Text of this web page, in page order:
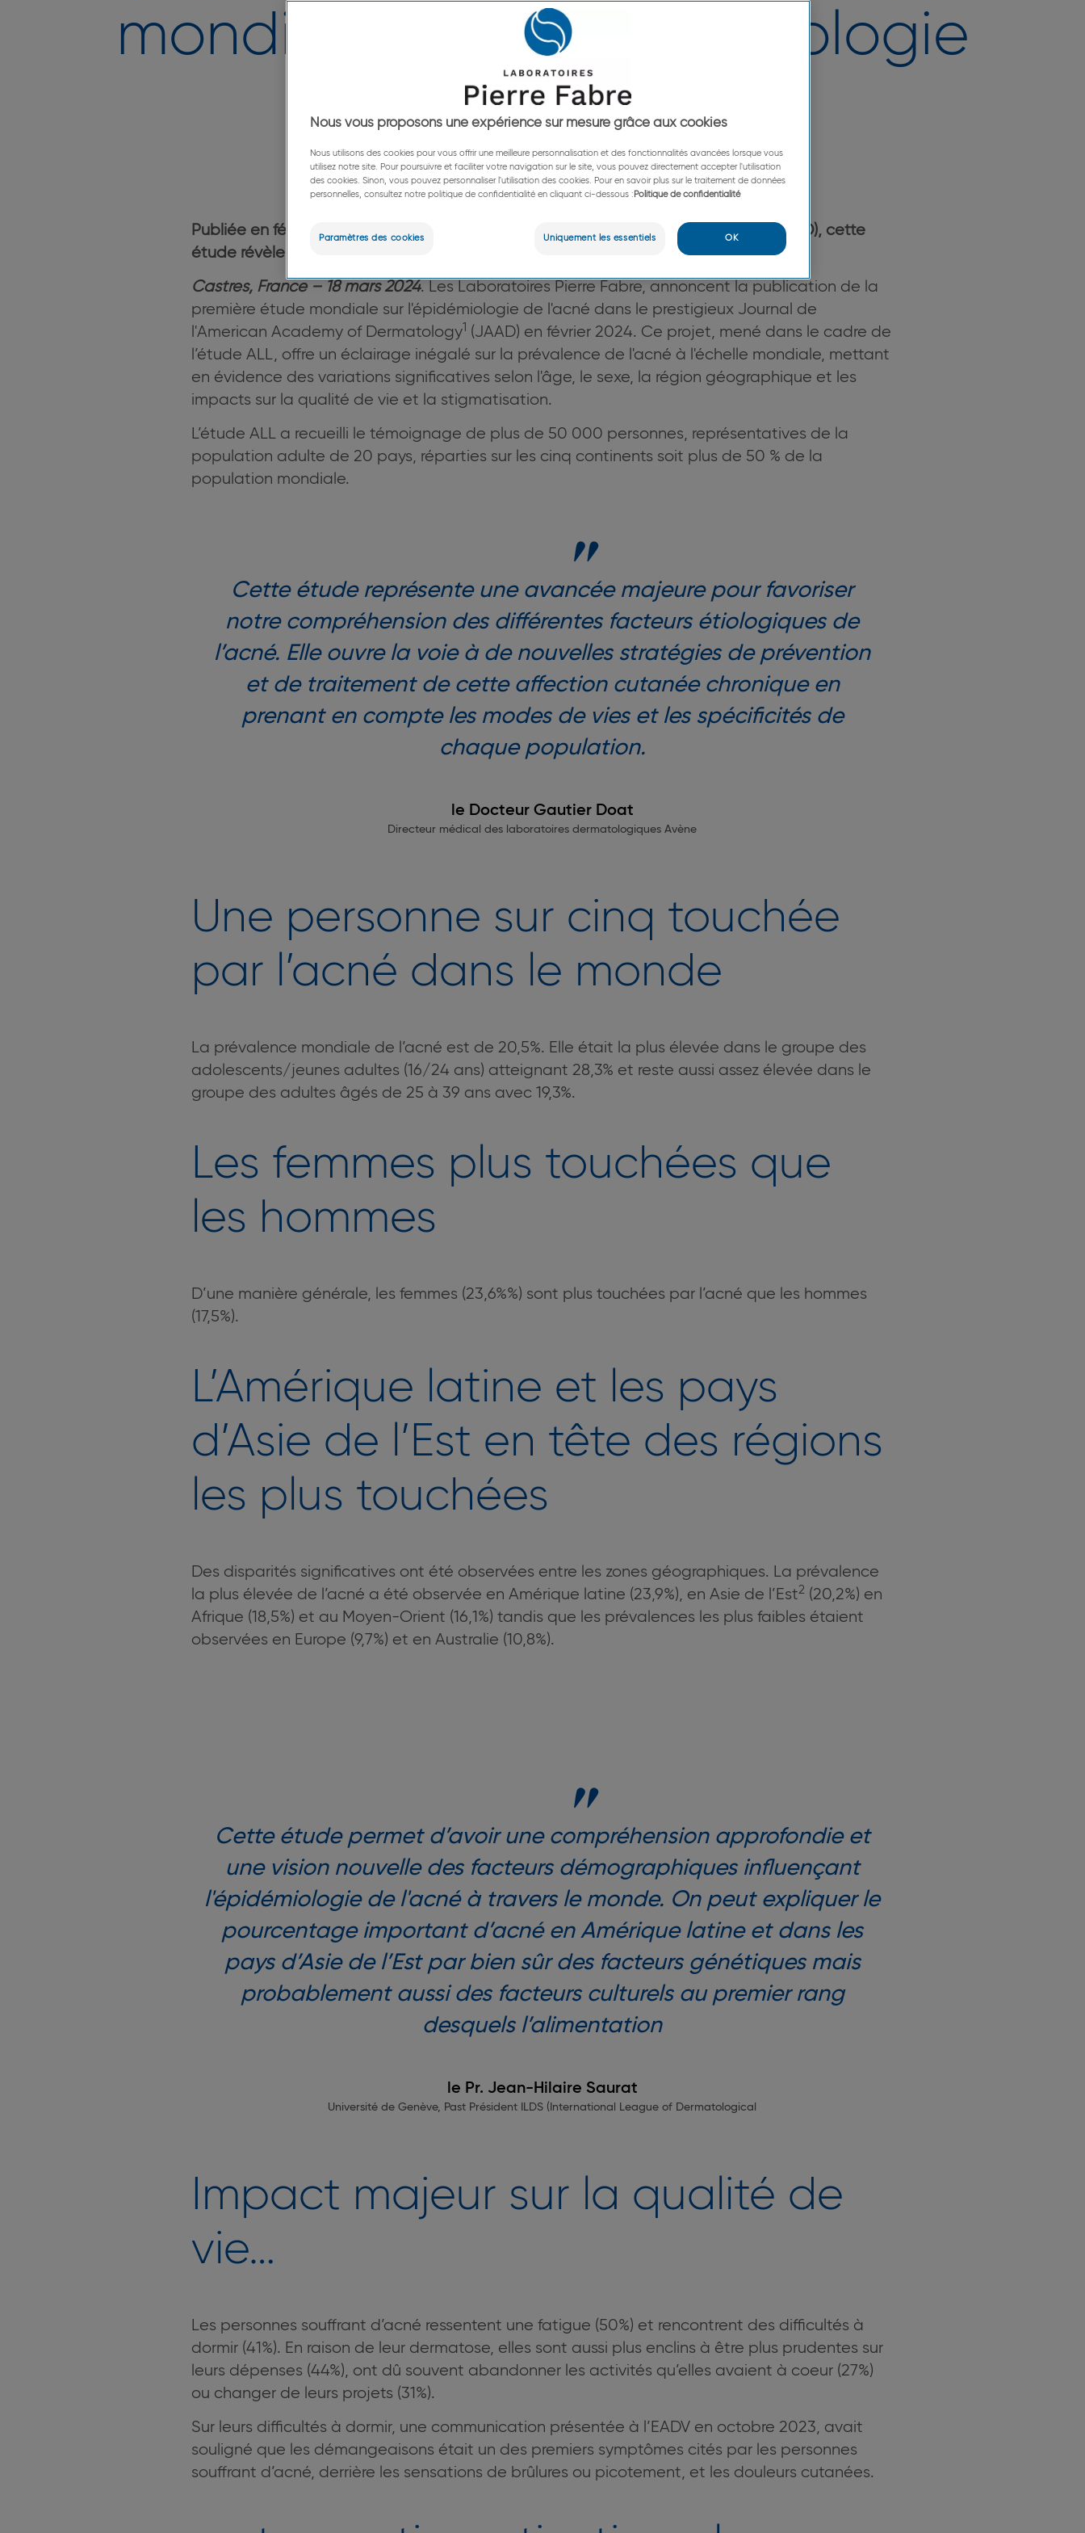
mondiale sur « l’épidémiologie
de l’acné »
19 mars 2024
Publiée en février 2024 dans le Journal of American Academy of Dermatology (JAAD), cette
étude révèle de manière inédite la prévalence de l’acné dans le monde.
Castres, France – 18 mars 2024. Les Laboratoires Pierre Fabre, annoncent la publication de la
première étude mondiale sur l'épidémiologie de l'acné dans le prestigieux Journal de
l'American Academy of Dermatology1 (JAAD) en février 2024. Ce projet, mené dans le cadre de
l’étude ALL, offre un éclairage inégalé sur la prévalence de l'acné à l'échelle mondiale, mettant
en évidence des variations significatives selon l'âge, le sexe, la région géographique et les
impacts sur la qualité de vie et la stigmatisation.
L’étude ALL a recueilli le témoignage de plus de 50 000 personnes, représentatives de la
population adulte de 20 pays, réparties sur les cinq continents soit plus de 50 % de la
population mondiale.
Cette étude représente une avancée majeure pour favoriser
notre compréhension des différentes facteurs étiologiques de
l’acné. Elle ouvre la voie à de nouvelles stratégies de prévention
et de traitement de cette affection cutanée chronique en
prenant en compte les modes de vies et les spécificités de
chaque population.
le Docteur Gautier Doat
Directeur médical des laboratoires dermatologiques Avène
Une personne sur cinq touchée
par l’acné dans le monde
La prévalence mondiale de l’acné est de 20,5%. Elle était la plus élevée dans le groupe des
adolescents/jeunes adultes (16/24 ans) atteignant 28,3% et reste aussi assez élevée dans le
groupe des adultes âgés de 25 à 39 ans avec 19,3%.
Les femmes plus touchées que
les hommes
D’une manière générale, les femmes (23,6%%) sont plus touchées par l’acné que les hommes
(17,5%).
L’Amérique latine et les pays
d’Asie de l’Est en tête des régions
les plus touchées
Des disparités significatives ont été observées entre les zones géographiques. La prévalence
la plus élevée de l’acné a été observée en Amérique latine (23,9%), en Asie de l’Est2(20,2%) en
Afrique (18,5%) et au Moyen-Orient (16,1%) tandis que les prévalences les plus faibles étaient
observées en Europe (9,7%) et en Australie (10,8%).
Cette étude permet d’avoir une compréhension approfondie et
une vision nouvelle des facteurs démographiques influençant
l'épidémiologie de l'acné à travers le monde. On peut expliquer le
pourcentage important d’acné en Amérique latine et dans les
pays d’Asie de l’Est par bien sûr des facteurs génétiques mais
probablement aussi des facteurs culturels au premier rang
desquels l’alimentation
le Pr. Jean-Hilaire Saurat
Université de Genève, Past Président ILDS (International League of Dermatological
Impact majeur sur la qualité de
vie…
Les personnes souffrant d’acné ressentent une fatigue (50%) et rencontrent des difficultés à
dormir (41%). En raison de leur dermatose, elles sont aussi plus enclins à être plus prudentes sur
leurs dépenses (44%), ont dû souvent abandonner les activités qu’elles avaient à coeur (27%)
ou changer de leurs projets (31%).
Sur leurs difficultés à dormir, une communication présentée à l’EADV en octobre 2023, avait
souligné que les démangeaisons était un des premiers symptômes cités par les personnes
souffrant d’acné, derrière les sensations de brûlures ou picotement, et les douleurs cutanées.
Nous vous proposons une expérience sur mesure grâce aux cookies
Nous utilisons des cookies pour vous offrir une meilleure personnalisation et des fonctionnalités avancées lorsque vous
utilisez notre site. Pour poursuivre et faciliter votre navigation sur le site, vous pouvez directement accepter l'utilisation
des cookies. Sinon, vous pouvez personnaliser l'utilisation des cookies. Pour en savoir plus sur le traitement de données
personnelles, consultez notre politique de confidentialité en cliquant ci-dessous : Politique de confidentialité
Paramètres des cookies Uniquement les essentiels OK